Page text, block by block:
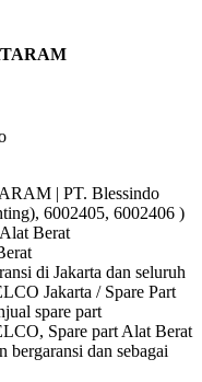
| PT. Blessindo
6002405, 6002406 )
Berat
di Jakarta dan seluruh
Jakarta / Spare Part
spare part
Spare part Alat Berat
dan sebagai